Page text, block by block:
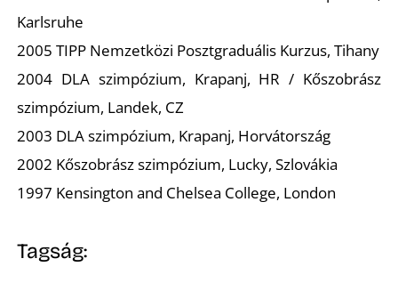
Karlsruhe
2005 TIPP Nemzetközi Posztgraduális Kurzus, Tihany
2004 DLA szimpózium, Krapanj, HR / Kőszobrász
szimpózium, Landek, CZ
2003 DLA szimpózium, Krapanj, Horvátország
2002 Kőszobrász szimpózium, Lucky, Szlovákia
1997 Kensington and Chelsea College, London
Tagság: